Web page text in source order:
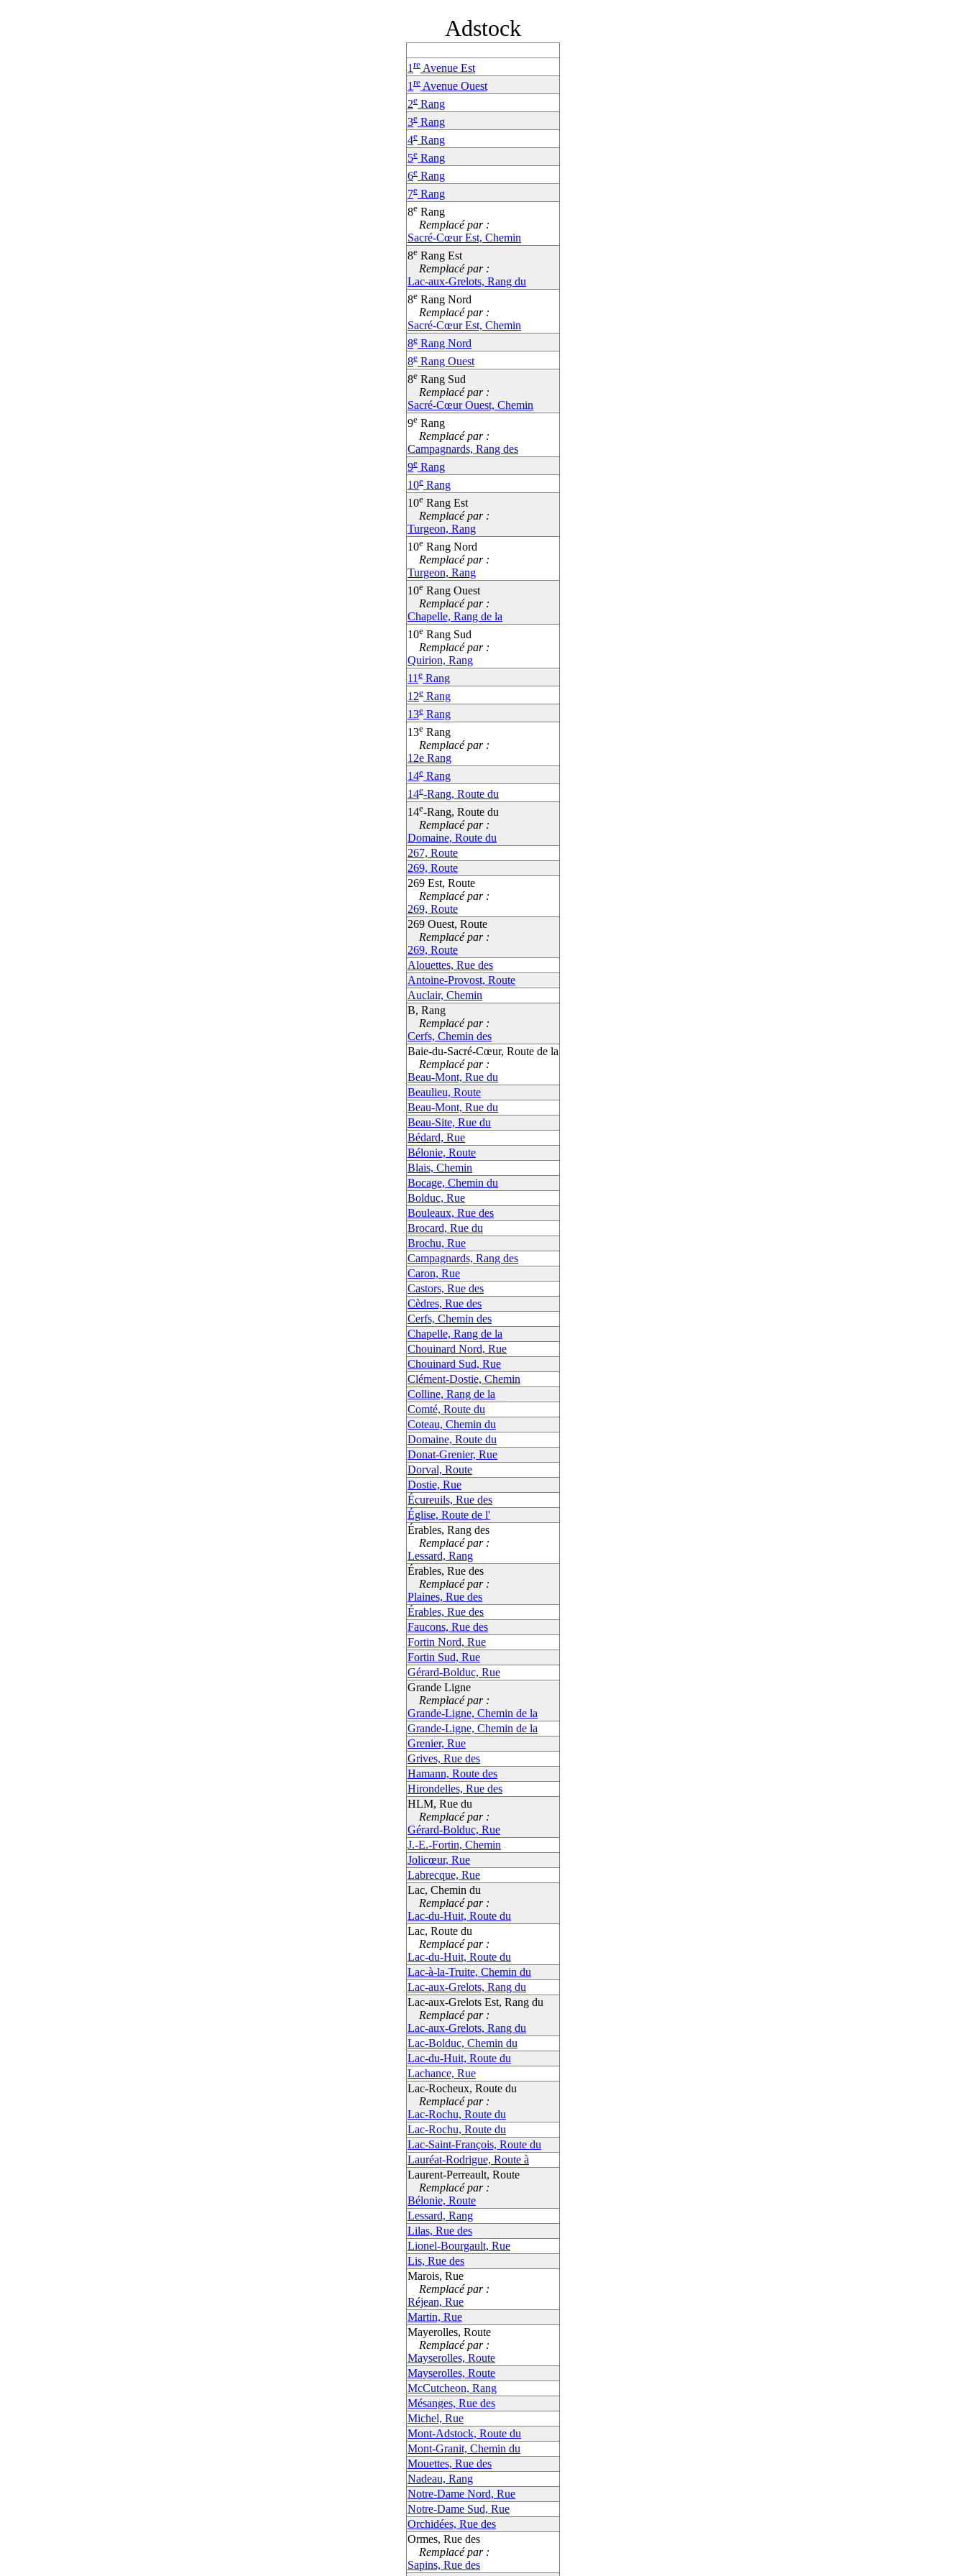
Adstock
1 re Avenue Est
1 re Avenue Ouest
2e Rang
3e Rang
4e Rang
5e Rang
6e Rang
7e Rang
8e Rang
Remplacé par :
Sacré-Cœur Est, Chemin
8e Rang Est
Remplacé par :
Lac-aux-Grelots, Rang du
8e Rang Nord
Remplacé par :
Sacré-Cœur Est, Chemin
8e Rang Nord
8e Rang Ouest
8e Rang Sud
Remplacé par :
Sacré-Cœur Ouest, Chemin
9e Rang
Remplacé par :
Campagnards, Rang des
9e Rang
10e Rang
10e Rang Est
Remplacé par :
Turgeon, Rang
10e Rang Nord
Remplacé par :
Turgeon, Rang
10e Rang Ouest
Remplacé par :
Chapelle, Rang de la
10e Rang Sud
Remplacé par :
Quirion, Rang
11 e Rang
12e Rang
13e Rang
13e Rang
Remplacé par :
12e Rang
14e Rang
14e-Rang, Route du
14e-Rang, Route du
Remplacé par :
Domaine, Route du
267, Route
269, Route
269 Est, Route
Remplacé par :
269, Route
269 Ouest, Route
Remplacé par :
269, Route
Alouettes, Rue des
Antoine-Provost, Route
Auclair, Chemin
B, Rang
Remplacé par :
Cerfs, Chemin des
Baie-du-Sacré-Cœur, Route de la
Remplacé par :
Beau-Mont, Rue du
Beaulieu, Route
Beau-Mont, Rue du
Beau-Site, Rue du
Bédard, Rue
Bélonie, Route
Blais, Chemin
Bocage, Chemin du
Bolduc, Rue
Bouleaux, Rue des
Brocard, Rue du
Brochu, Rue
Campagnards, Rang des
Caron, Rue
Castors, Rue des
Cèdres, Rue des
Cerfs, Chemin des
Chapelle, Rang de la
Chouinard Nord, Rue
Chouinard Sud, Rue
Clément-Dostie, Chemin
Colline, Rang de la
Comté, Route du
Coteau, Chemin du
Domaine, Route du
Donat-Grenier, Rue
Dorval, Route
Dostie, Rue
Écureuils, Rue des
Église, Route de l'
Érables, Rang des
Remplacé par :
Lessard, Rang
Érables, Rue des
Remplacé par :
Plaines, Rue des
Érables, Rue des
Faucons, Rue des
Fortin Nord, Rue
Fortin Sud, Rue
Gérard-Bolduc, Rue
Grande Ligne
Remplacé par :
Grande-Ligne, Chemin de la
Grande-Ligne, Chemin de la
Grenier, Rue
Grives, Rue des
Hamann, Route des
Hirondelles, Rue des
HLM, Rue du
Remplacé par :
Gérard-Bolduc, Rue
J.-E.-Fortin, Chemin
Jolicœur, Rue
Labrecque, Rue
Lac, Chemin du
Remplacé par :
Lac-du-Huit, Route du
Lac, Route du
Remplacé par :
Lac-du-Huit, Route du
Lac-à-la-Truite, Chemin du
Lac-aux-Grelots, Rang du
Lac-aux-Grelots Est, Rang du
Remplacé par :
Lac-aux-Grelots, Rang du
Lac-Bolduc, Chemin du
Lac-du-Huit, Route du
Lachance, Rue
Lac-Rocheux, Route du
Remplacé par :
Lac-Rochu, Route du
Lac-Rochu, Route du
Lac-Saint-François, Route du
Lauréat-Rodrigue, Route à
Laurent-Perreault, Route
Remplacé par :
Bélonie, Route
Lessard, Rang
Lilas, Rue des
Lionel-Bourgault, Rue
Lis, Rue des
Marois, Rue
Remplacé par :
Réjean, Rue
Martin, Rue
Mayerolles, Route
Remplacé par :
Mayserolles, Route
Mayserolles, Route
McCutcheon, Rang
Mésanges, Rue des
Michel, Rue
Mont-Adstock, Route du
Mont-Granit, Chemin du
Mouettes, Rue des
Nadeau, Rang
Notre-Dame Nord, Rue
Notre-Dame Sud, Rue
Orchidées, Rue des
Ormes, Rue des
Remplacé par :
Sapins, Rue des